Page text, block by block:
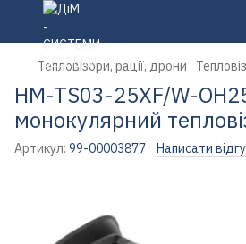
Тепловізори, рації, дрони
HM-TS03-25XF/W-
монокулярний
Артикул: 99-00003877 Написати